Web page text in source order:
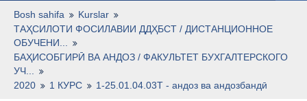
O'zbekcha ‎(uz)‎
Bosh sahifa
Kurslar
ТАҲСИЛОТИ ФОСИЛАВИИ ДДҲБСТ / ДИСТАНЦИОННОЕ
ОБУЧЕНИ...
БАҲИСОБГИРӢ ВА АНДОЗ / ФАКУЛЬТЕТ БУХГАЛТЕРСКОГО
УЧ...
2020
1 КУРС 1-25.01.04.03Т - андоз ва андозбандӣ